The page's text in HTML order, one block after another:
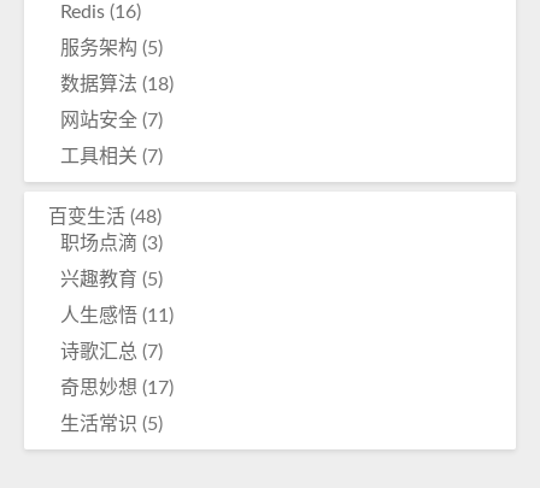
Redis (16)
服务架构 (5)
数据算法 (18)
网站安全 (7)
工具相关 (7)
百变生活 (48)
职场点滴 (3)
兴趣教育 (5)
人生感悟 (11)
诗歌汇总 (7)
奇思妙想 (17)
生活常识 (5)